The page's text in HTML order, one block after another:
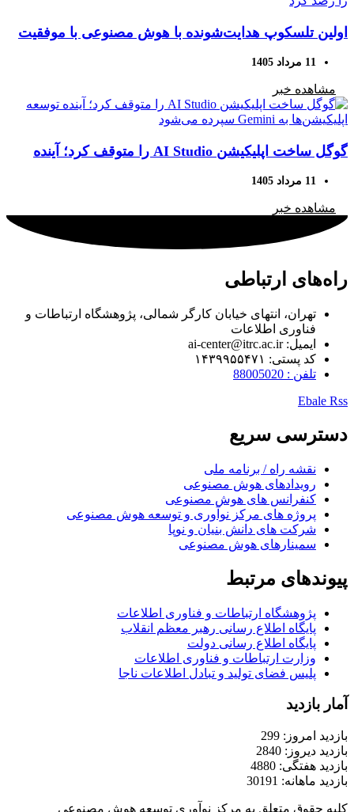
اولین تلسکوپ هدایت‌شونده با هوش مصنوعی با موفقیت
آسمان را رصد کرد
11 مرداد 1405
مشاهده خبر
گوگل ساخت اپلیکیشن AI Studio را متوقف کرد؛ آینده
توسعه اپلیکیشن‌ها به Gemini سپرده می‌شود
11 مرداد 1405
مشاهده خبر
راه‌های ارتباطی
تهران، انتهای خیابان کارگر شمالی، پژوهشگاه ارتباطات و
فناوری اطلاعات
ایمیل: ai-center@itrc.ac.ir
کد پستی: ۱۴۳۹۹۵۵۴۷۱
تلفن : 88005020
Ebale Rss
دسترسی سریع
نقشه راه / برنامه ملی
رویدادهای هوش مصنوعی
کنفرانس های هوش مصنوعی
پروژه های مرکز نوآوری و توسعه هوش مصنوعی
شرکت های دانش بنیان و نوپا
سمینارهای هوش مصنوعی
پیوندهای مرتبط
پژوهشگاه ارتباطات و فناوری اطلاعات
پایگاه اطلاع رسانی رهبر معظم انقلاب
پایگاه اطلاع رسانی دولت
وزارت ارتباطات و فناوری اطلاعات
پلیس فضای تولید و تبادل اطلاعات ناجا
آمار بازدید
بازدید امروز: 299
بازدید دیروز: 2840
بازدید هفتگی: 4880
بازدید ماهانه: 30191
کلیه حقوق متعلق به مرکز نوآوری توسعه هوش مصنوعی